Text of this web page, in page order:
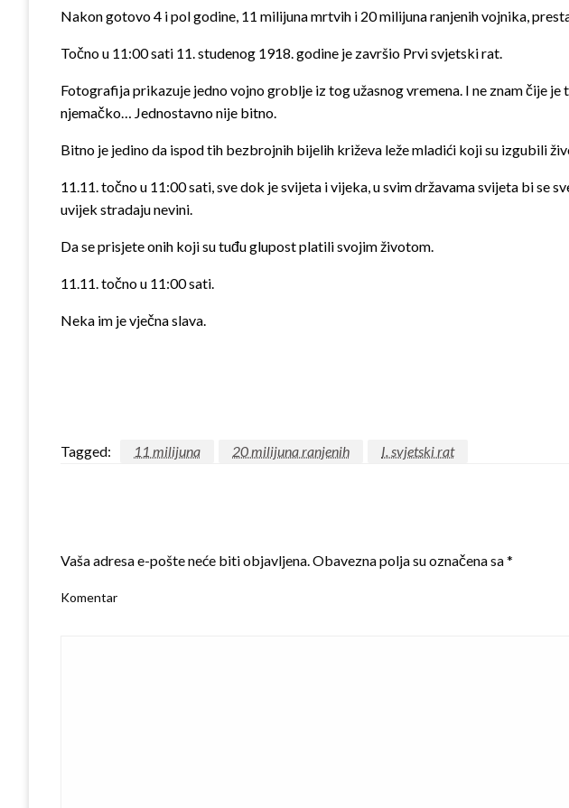
Nakon gotovo 4 i pol godine, 11 milijuna mrtvih i 20 milijuna ranjenih vojnika,
Točno u 11:00 sati 11. studenog 1918. godine je završio Prvi svjetski rat.
Fotografija prikazuje jedno vojno groblje iz tog užasnog vremena. I ne znam čije
njemačko… Jednostavno nije bitno.
Bitno je jedino da ispod tih bezbrojnih bijelih križeva leže mladići koji su izgubili
11.11. točno u 11:00 sati, sve dok je svijeta i vijeka, u svim državama svijeta bi se
uvijek stradaju nevini.
Da se prisjete onih koji su tuđu glupost platili svojim životom.
11.11. točno u 11:00 sati.
Neka im je vječna slava.
Tagged: 11 milijuna 20 milijuna ranjenih I. svjetski rat
Vaša adresa e-pošte neće biti objavljena.Obavezna polja su označena sa*
Komentar